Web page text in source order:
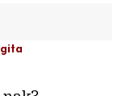
gita